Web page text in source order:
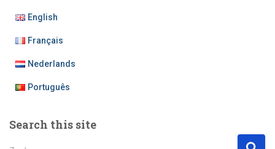
English
Français
Nederlands
Português
Search this site
Z